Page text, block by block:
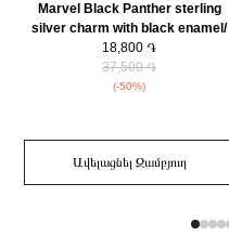
Marvel Black Panther sterling
silver charm with black enamel/
790783C01
18,800 ֏
37,500 ֏
(-50%)
Ավելացնել Զամբյուղ